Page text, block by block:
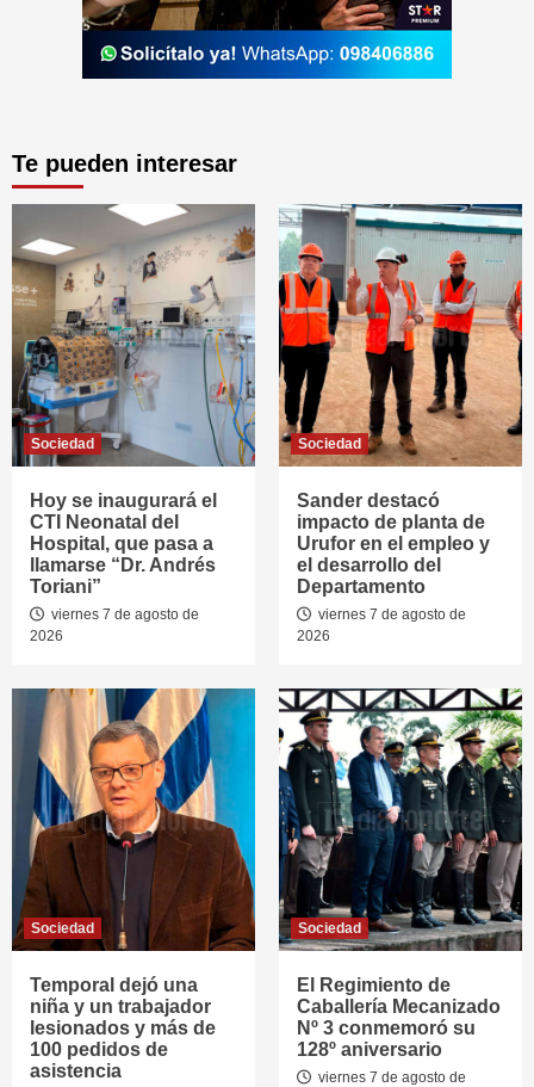
Te pueden interesar
Sociedad
Hoy se inaugurará el
CTI Neonatal del
Hospital, que pasa a
llamarse “Dr. Andrés
Toriani”
viernes 7 de agosto de
2026
Sociedad
Sander destacó
impacto de planta de
Urufor en el empleo y
el desarrollo del
Departamento
viernes 7 de agosto de
2026
Sociedad
Temporal dejó una
niña y un trabajador
lesionados y más de
100 pedidos de
asistencia
Sociedad
El Regimiento de
Caballería Mecanizado
Nº 3 conmemoró su
128º aniversario
viernes 7 de agosto de